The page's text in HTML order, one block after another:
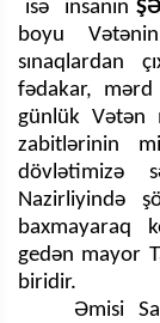
isə insanın
boyu
sınaqlardan
fədakar, mərd
günlük Vətən
zabitlərinin
dövlətimizə
Nazirliyində
baxmayaraq
gedən mayor
biridir.
Əmisi